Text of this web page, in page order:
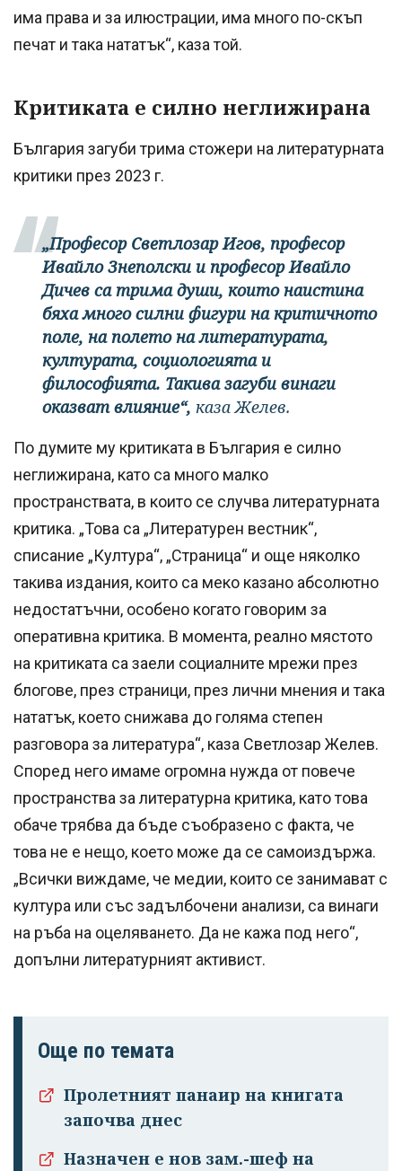
има права и за илюстрации, има много по-скъп
печат и така нататък“, каза той.
Критиката е силно неглижирана
България загуби трима стожери на литературната
критики през 2023 г.
„Професор Светлозар Игов, професор
Ивайло Знеполски и професор Ивайло
Дичев са трима души, които наистина
бяха много силни фигури на критичното
поле, на полето на литературата,
културата, социологията и
философията. Такива загуби винаги
оказват влияние“, каза Желев.
По думите му критиката в България е силно
неглижирана, като са много малко
пространствата, в които се случва литературната
критика. „Това са „Литературен вестник“,
списание „Култура“, „Страница“ и още няколко
такива издания, които са меко казано абсолютно
недостатъчни, особено когато говорим за
оперативна критика. В момента, реално мястото
на критиката са заели социалните мрежи през
блогове, през страници, през лични мнения и така
нататък, което снижава до голяма степен
разговора за литература“, каза Светлозар Желев.
Според него имаме огромна нужда от повече
пространства за литературна критика, като това
обаче трябва да бъде съобразено с факта, че
това не е нещо, което може да се самоиздържа.
„Всички виждаме, че медии, които се занимават с
култура или със задълбочени анализи, са винаги
на ръба на оцеляването. Да не кажа под него“,
допълни литературният активист.
Още по темата
Пролетният панаир на книгата
започва днес
Назначен е нов зам.-шеф на